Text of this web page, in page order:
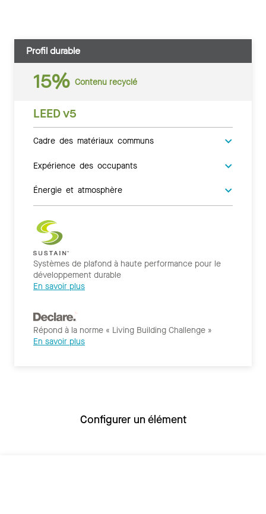
Profil durable
15% Contenu recyclé
LEED v5
Cadre des matériaux communs
Expérience des occupants
Énergie et atmosphère
Systèmes de plafond à haute performance pour le
développement durable
En savoir plus
Répond à la norme « Living Building Challenge »
En savoir plus
Configurer un élément